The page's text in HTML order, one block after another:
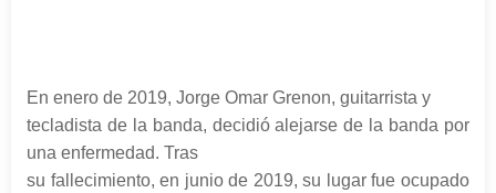
En enero de 2019, Jorge Omar Grenon, guitarrista y
tecladista de la banda, decidió alejarse de la banda por
una enfermedad. Tras
su fallecimiento, en junio de 2019, su lugar fue ocupado